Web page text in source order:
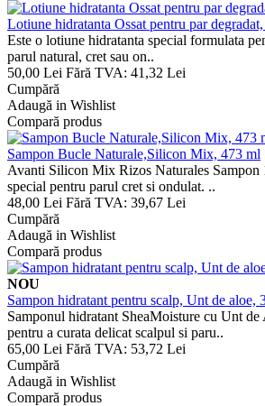
Lotiune hidratanta Ossat pentru par
Este o lotiune hidratanta special formulata
parul natural, cret sau on..
50,00 Lei Fără TVA: 41,32 Lei
Cumpără
Adaugă in Wishlist
Compară produs
Sampon Bucle Naturale,Silicon Mix, 473 ml
Avanti Silicon Mix Rizos Naturales Sampon
special pentru parul cret si ondulat. ..
48,00 Lei Fără TVA: 39,67 Lei
Cumpără
Adaugă in Wishlist
Compară produs
NOU
Sampon hidratant pentru scalp, Unt de aloe,
Samponul hidratant SheaMoisture cu Unt de
pentru a curata delicat scalpul si paru..
65,00 Lei Fără TVA: 53,72 Lei
Cumpără
Adaugă in Wishlist
Compară produs